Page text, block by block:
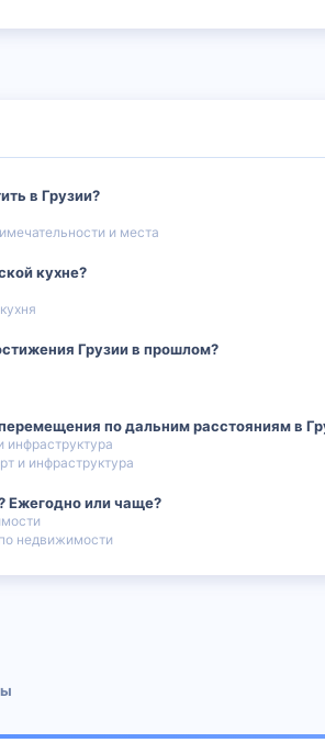
клиентам широкий ассортимент товаров,
максимально благоприятные условия
в Грузии?
и места
кухне?
Грузии в прошлом?
по дальним расстояниям в
и инфраструктура
Ежегодно или чаще?
недвижимости